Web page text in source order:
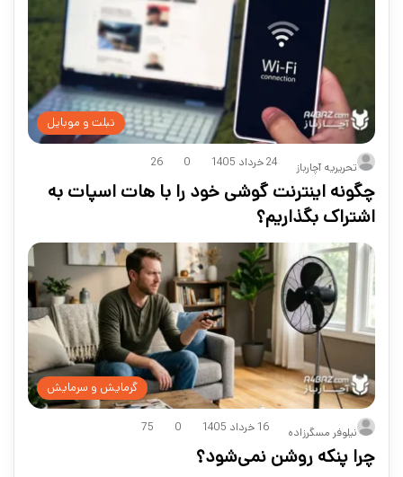
تبلت و موبایل
تحریریه آچارباز 24 خرداد 1405 0
26
چگونه اینترنت گوشی خود را با هات اسپات به
اشتراک بگذاریم؟
گرمایش و سرمایش
نیلوفر مسگرزاده 16 خرداد 1405 0
75
چرا پنکه روشن نمی‌شود؟